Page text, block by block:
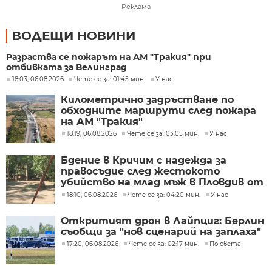
Реклама
ВОДЕЩИ НОВИНИ
Разраства се пожарът на АМ "Тракия" при
отбивката за Велинград
18:03, 06.08.2026 Чете се за: 01:45 мин. У нас
Километрично задръстване по
обходните маршрути след пожара
на АМ "Тракия"
18:19, 06.08.2026 Чете се за: 03:05 мин. У нас
Бдение в Кричим с надежда за
правосъдие след жестокото
убийство на млад мъж в Пловдив от
тийнейджъри
18:10, 06.08.2026 Чете се за: 04:20 мин. У нас
Откритият дрон в Лайпциг: Берлин
съобщи за "нов сценарий на заплаха"
17:20, 06.08.2026 Чете се за: 02:17 мин. По света